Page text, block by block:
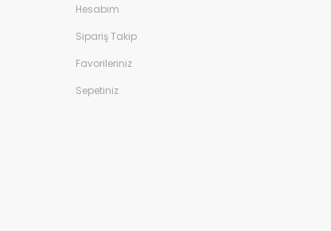
Hesabım
Sipariş Takip
Favorileriniz
Sepetiniz